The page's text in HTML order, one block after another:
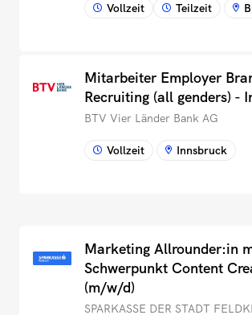
Marketing Allrounder:in
Schwerpunkt Content
(m/w/d)
SPARKASSE DER STADT
Vollzeit Teilzeit
Mitarbeiter Employer
Recruiting (all genders) -
BTV Vier Länder Bank AG
Vollzeit Innsbruck